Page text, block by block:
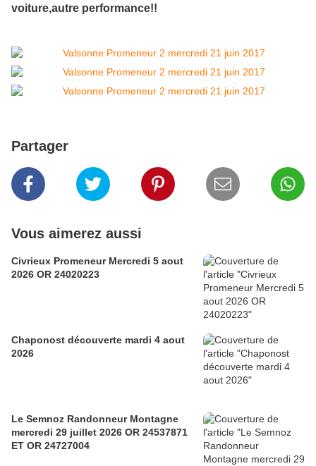
voiture,autre performance!!
Partager
Vous aimerez aussi
Civrieux Promeneur Mercredi 5 aout
2026 OR 24020223
Chaponost découverte mardi 4 aout
2026
Le Semnoz Randonneur Montagne
mercredi 29 juillet 2026 OR 24537871
ET OR 24727004